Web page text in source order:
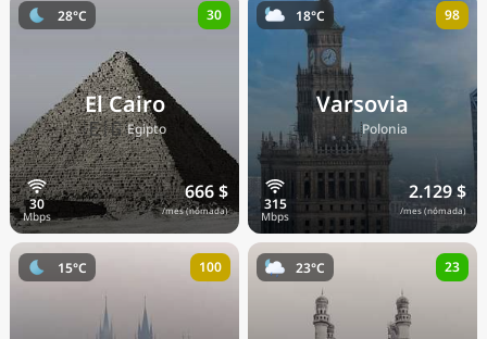
El Cairo
🇪🇬Egipto
666 $
/mes (nómada)
28°C 30
Varsovia
🇵🇱Polonia
2.129 $
/mes (nómada)
18°C 98
15°C 100 23°C 23